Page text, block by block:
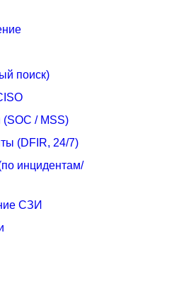
поиск)
(SOC / MSS)
(DFIR, 24/7)
инцидентам/
СЗИ